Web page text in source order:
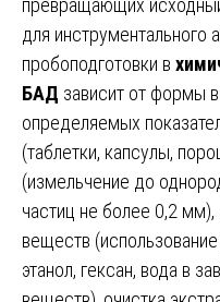
превращающих
для инструментального
пробоподготовки в
БАД зависит от формы
определяемых
(таблетки, капсулы,
(измельчение до
частиц не более 0,2
веществ
этанол, гексан, вода в